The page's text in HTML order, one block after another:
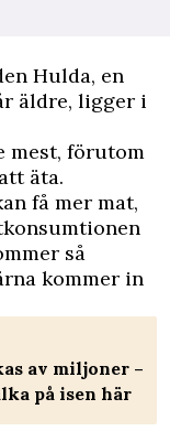
Hulda, en
äldre, ligger i
mest, förutom
äta.
få mer mat,
så
kommer in
av miljoner –
på isen här